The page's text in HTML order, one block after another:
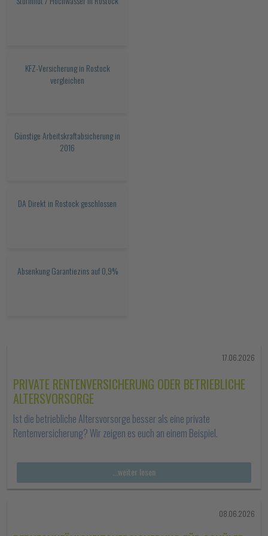
KFZ-Versicherung in Rostock
vergleichen
Günstige Arbeitskraftabsicherung in
2016
DA Direkt in Rostock geschlossen
Absenkung Garantiezins auf 0,9%
17.06.2026
PRIVATE RENTENVERSICHERUNG ODER BETRIEBLICHE
ALTERSVORSORGE
Ist die betriebliche Altersvorsorge besser als eine private
Rentenversicherung? Wir zeigen es euch an einem Beispiel.
...weiter lesen
08.06.2026